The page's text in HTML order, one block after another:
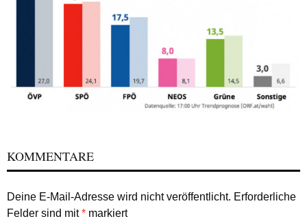
KOMMENTARE
Deine E-Mail-Adresse wird nicht veröffentlicht. Erforderliche
Felder sind mit* markiert